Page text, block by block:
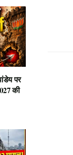
पर
की